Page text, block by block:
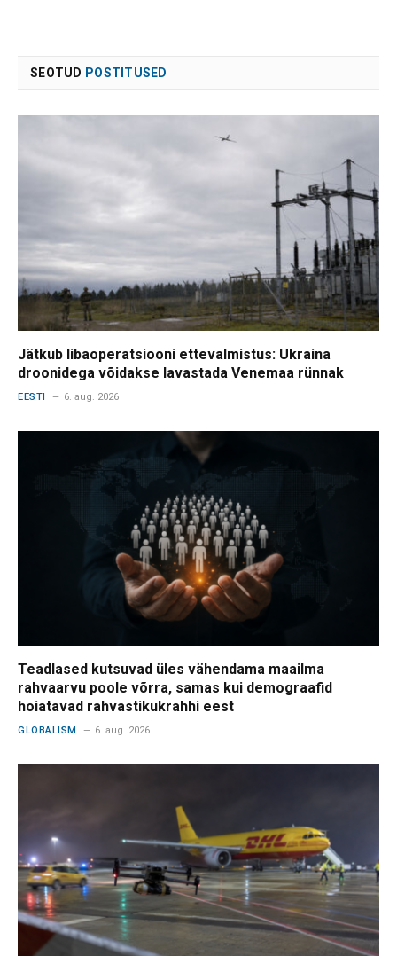
SEOTUD POSTITUSED
Jätkub libaoperatsiooni ettevalmistus: Ukraina
droonidega võidakse lavastada Venemaa rünnak
EESTI 6. aug. 2026
Teadlased kutsuvad üles vähendama maailma
rahvaarvu poole võrra, samas kui demograafid
hoiatavad rahvastikukrahhi eest
GLOBALISM 6. aug. 2026